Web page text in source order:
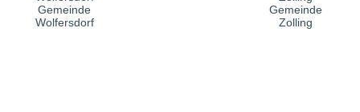
Gemeinde
Wolfersdorf
Gemeinde
Zolling